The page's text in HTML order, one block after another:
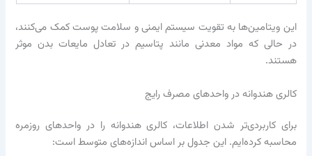
این ویتامین‌ها به تقویت سیستم ایمنی و سلامت پوست کمک می‌کنند،
در حالی که مواد معدنی مانند پتاسیم در تعادل مایعات بدن موثر
هستند.
کالری هندوانه در واحدهای مصرف رایج
برای کاربردی‌تر شدن اطلاعات، کالری هندوانه را در واحدهای روزمره
محاسبه کرده‌ایم. این جدول بر اساس اندازه‌های متوسط است: